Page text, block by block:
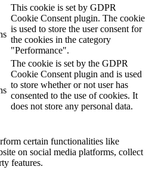
This cookie is set by GDPR
Cookie Consent plugin. The cookie
is used to store the user consent for
the cookies in the category
"Performance".
The cookie is set by the GDPR
Cookie Consent plugin and is used
to store whether or not user has
consented to the use of cookies. It
does not store any personal data.
certain functionalities like
on social media platforms, collect
features.